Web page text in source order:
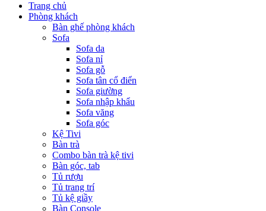
Trang chủ
Phòng khách
Bàn ghế phòng khách
Sofa
Sofa da
Sofa nỉ
Sofa gỗ
Sofa tân cổ điển
Sofa giường
Sofa nhập khẩu
Sofa văng
Sofa góc
Kệ Tivi
Bàn trà
Combo bàn trà kệ tivi
Bàn góc, tab
Tủ rượu
Tủ trang trí
Tủ kệ giầy
Bàn Console